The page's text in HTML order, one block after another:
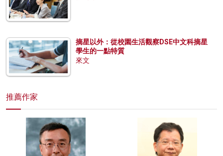
摘星以外：從校園生活觀察DSE中文科摘星
學生的一點特質
來文
推薦作家